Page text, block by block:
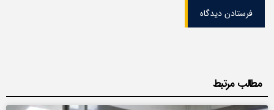
فرستادن دیدگاه
مطالب مرتبط